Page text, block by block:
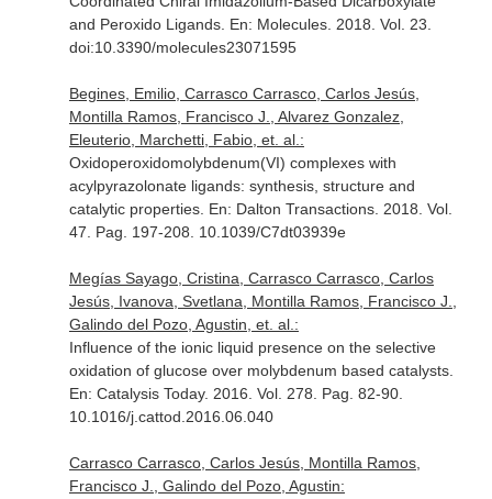
and Peroxido Ligands. En: Molecules. 2018. Vol. 23.
doi:10.3390/molecules23071595
Begines, Emilio, Carrasco Carrasco, Carlos Jesús,
Montilla Ramos, Francisco J., Alvarez Gonzalez,
Eleuterio, Marchetti, Fabio, et. al.:
Oxidoperoxidomolybdenum(VI) complexes with
acylpyrazolonate ligands: synthesis, structure and
catalytic properties. En: Dalton Transactions. 2018. Vol.
47. Pag. 197-208. 10.1039/C7dt03939e
Megías Sayago, Cristina, Carrasco Carrasco, Carlos
Jesús, Ivanova, Svetlana, Montilla Ramos, Francisco J.,
Galindo del Pozo, Agustin, et. al.:
Influence of the ionic liquid presence on the selective
oxidation of glucose over molybdenum based catalysts.
En: Catalysis Today. 2016. Vol. 278. Pag. 82-90.
10.1016/j.cattod.2016.06.040
Carrasco Carrasco, Carlos Jesús, Montilla Ramos,
Francisco J., Galindo del Pozo, Agustin: